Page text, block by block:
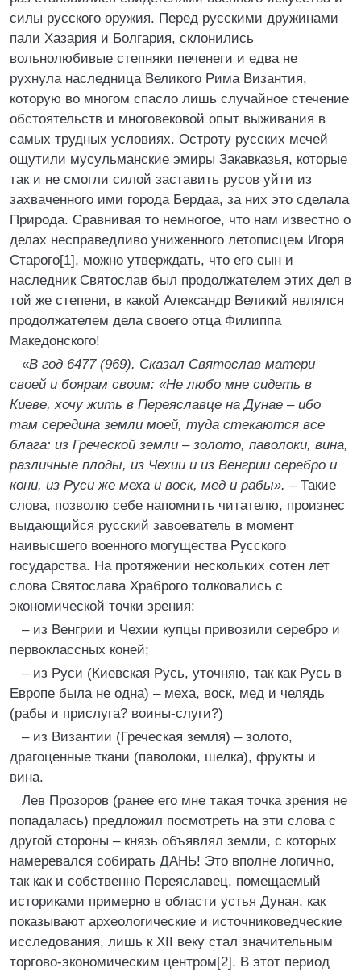
силы русского оружия. Перед русскими дружинами
пали Хазария и Болгария, склонились
вольнолюбивые степняки печенеги и едва не
рухнула наследница Великого Рима Византия,
которую во многом спасло лишь случайное стечение
обстоятельств и многовековой опыт выживания в
самых трудных условиях. Остроту русских мечей
ощутили мусульманские эмиры Закавказья, которые
так и не смогли силой заставить русов уйти из
захваченного ими города Бердаа, за них это сделала
Природа. Сравнивая то немногое, что нам известно о
делах несправедливо униженного летописцем Игоря
Старого[1], можно утверждать, что его сын и
наследник Святослав был продолжателем этих дел в
той же степени, в какой Александр Великий являлся
продолжателем дела своего отца Филиппа
Македонского!
«В год 6477 (969). Сказал Святослав матери
своей и боярам своим: «Не любо мне сидеть в
Киеве, хочу жить в Переяславце на Дунае – ибо
там середина земли моей, туда стекаются все
блага: из Греческой земли – золото, паволоки, вина,
различные плоды, из Чехии и из Венгрии серебро и
кони, из Руси же меха и воск, мед и рабы». –Такие
слова, позволю себе напомнить читателю, произнес
выдающийся русский завоеватель в момент
наивысшего военного могущества Русского
государства. На протяжении нескольких сотен лет
слова Святослава Храброго толковались с
экономической точки зрения:
– из Венгрии и Чехии купцы привозили серебро и
первоклассных коней;
– из Руси (Киевская Русь, уточняю, так как Русь в
Европе была не одна) – меха, воск, мед и челядь
(рабы и прислуга? воины-слуги?)
– из Византии (Греческая земля) – золото,
драгоценные ткани (паволоки, шелка), фрукты и
вина.
Лев Прозоров (ранее его мне такая точка зрения не
попадалась) предложил посмотреть на эти слова с
другой стороны – князь объявлял земли, с которых
намеревался собирать ДАНЬ! Это вполне логично,
так как и собственно Переяславец, помещаемый
историками примерно в области устья Дуная, как
показывают археологические и источниковедческие
исследования, лишь к XII веку стал значительным
торгово-экономическим центром[2]. В этот период